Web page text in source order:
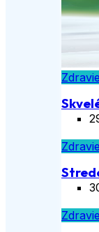
Zdravie
Zdravie
Zdravie